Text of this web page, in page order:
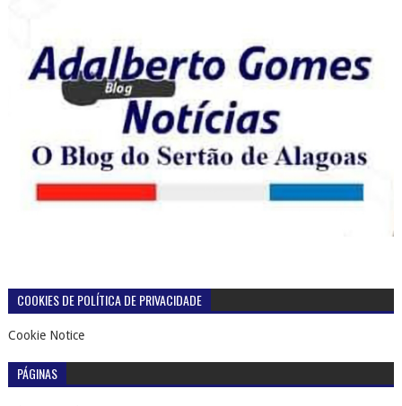
COOKIES DE POLÍTICA DE PRIVACIDADE
Cookie Notice
PÁGINAS